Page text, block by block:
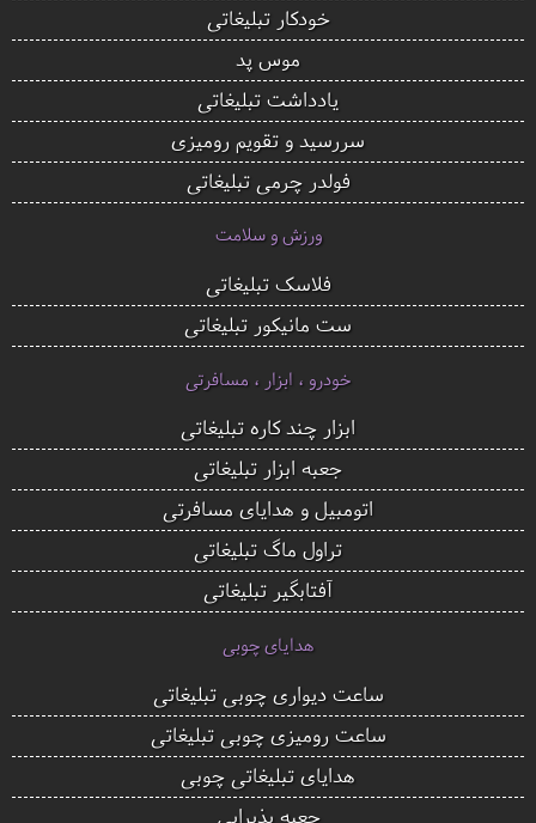
خودکار تبلیغاتی
موس پد
یادداشت تبلیغاتی
سررسید و تقویم رومیزی
فولدر چرمی تبلیغاتی
ورزش و سلامت
فلاسک تبلیغاتی
ست مانیکور تبلیغاتی
خودرو ، ابزار ، مسافرتی
ابزار چند کاره تبلیغاتی
جعبه ابزار تبلیغاتی
اتومبیل و هدایای مسافرتی
تراول ماگ تبلیغاتی
آفتابگیر تبلیغاتی
هدایای چوبی
ساعت دیواری چوبی تبلیغاتی
ساعت رومیزی چوبی تبلیغاتی
هدایای تبلیغاتی چوبی
جعبه پذیرایی